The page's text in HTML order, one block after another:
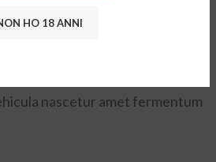
HO 18 ANNI
Every Demo
nascetur amet fermentum